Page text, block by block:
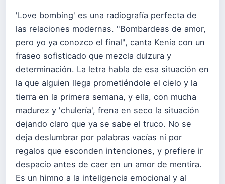
'Love bombing' es una radiografía perfecta de
las relaciones modernas. "Bombardeas de amor,
pero yo ya conozco el final", canta Kenia con un
fraseo sofisticado que mezcla dulzura y
determinación. La letra habla de esa situación en
la que alguien llega prometiéndole el cielo y la
tierra en la primera semana, y ella, con mucha
madurez y 'chulería', frena en seco la situación
dejando claro que ya se sabe el truco. No se
deja deslumbrar por palabras vacías ni por
regalos que esconden intenciones, y prefiere ir
despacio antes de caer en un amor de mentira.
Es un himno a la inteligencia emocional y al